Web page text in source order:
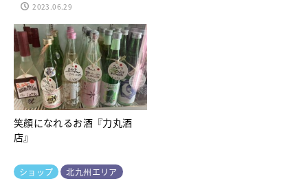
2023.06.29
笑顔になれるお酒『力丸酒
店』
ショップ
北九州エリア